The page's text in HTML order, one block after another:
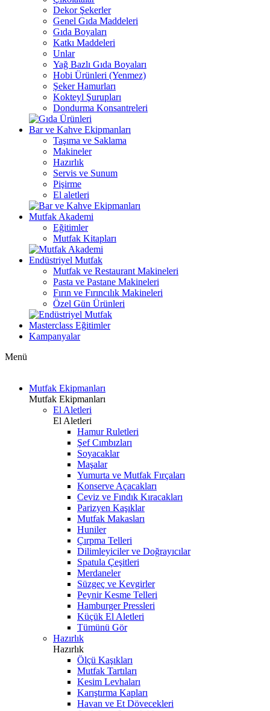
Dekor Şekerler
Genel Gıda Maddeleri
Gıda Boyaları
Katkı Maddeleri
Unlar
Yağ Bazlı Gıda Boyaları
Hobi Ürünleri (Yenmez)
Şeker Hamurları
Kokteyl Şurupları
Dondurma Konsantreleri
Bar ve Kahve Ekipmanları
Taşıma ve Saklama
Makineler
Hazırlık
Servis ve Sunum
Pişirme
El aletleri
Mutfak Akademi
Eğitimler
Mutfak Kitapları
Endüstriyel Mutfak
Mutfak ve Restaurant Makineleri
Pasta ve Pastane Makineleri
Fırın ve Fırıncılık Makineleri
Özel Gün Ürünleri
Masterclass Eğitimler
Kampanyalar
Menü
Mutfak Ekipmanları
Mutfak Ekipmanları
El Aletleri
El Aletleri
Hamur Ruletleri
Şef Cımbızları
Soyacaklar
Maşalar
Yumurta ve Mutfak Fırçaları
Konserve Açacakları
Ceviz ve Fındık Kıracakları
Parizyen Kaşıklar
Mutfak Makasları
Huniler
Çırpma Telleri
Dilimleyiciler ve Doğrayıcılar
Spatula Çeşitleri
Merdaneler
Süzgeç ve Kevgirler
Peynir Kesme Telleri
Hamburger Pressleri
Küçük El Aletleri
Tümünü Gör
Hazırlık
Hazırlık
Ölçü Kaşıkları
Mutfak Tartıları
Kesim Levhaları
Karıştırma Kapları
Havan ve Et Dövecekleri